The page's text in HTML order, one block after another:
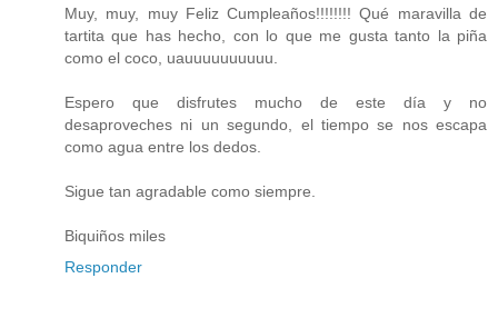
Muy, muy, muy Feliz Cumpleaños!!!!!!!! Qué maravilla de
tartita que has hecho, con lo que me gusta tanto la piña
como el coco, uauuuuuuuuuu.
Espero que disfrutes mucho de este día y no
desaproveches ni un segundo, el tiempo se nos escapa
como agua entre los dedos.
Sigue tan agradable como siempre.
Biquiños miles
Responder